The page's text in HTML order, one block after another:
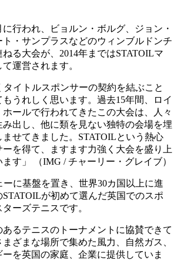
に行われ、ビョルン・ボルグ、ジョン・
・サンプラスなどのウィンブルドンチ
る大会が、2014年まではSTATOILマ
運営されます。
タイトルスポンサーの契約を結ぶこと
うれしく思います。過去15年間、ロイ
ールで行われてきたこの大会は、人々
出し、他に類を見ない独特の会場を埋
せてきました。STATOILという熱心
を得て、ますます力強く大会を盛り上
す」 （IMG / チャーリー・グレイブ）
ーに基盤を置き、世界30カ国以上に進
が初めて選んだ英国でのスポ
ーズテニスです。
あるテニスのトーナメントに協賛できて
ざまな場所で集めた風力、自然ガス、
を英国の家庭、企業に提供していま